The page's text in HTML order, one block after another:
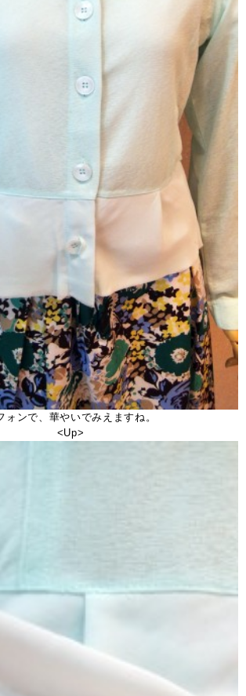
ォンで、華やいでみえますね。
<Up>